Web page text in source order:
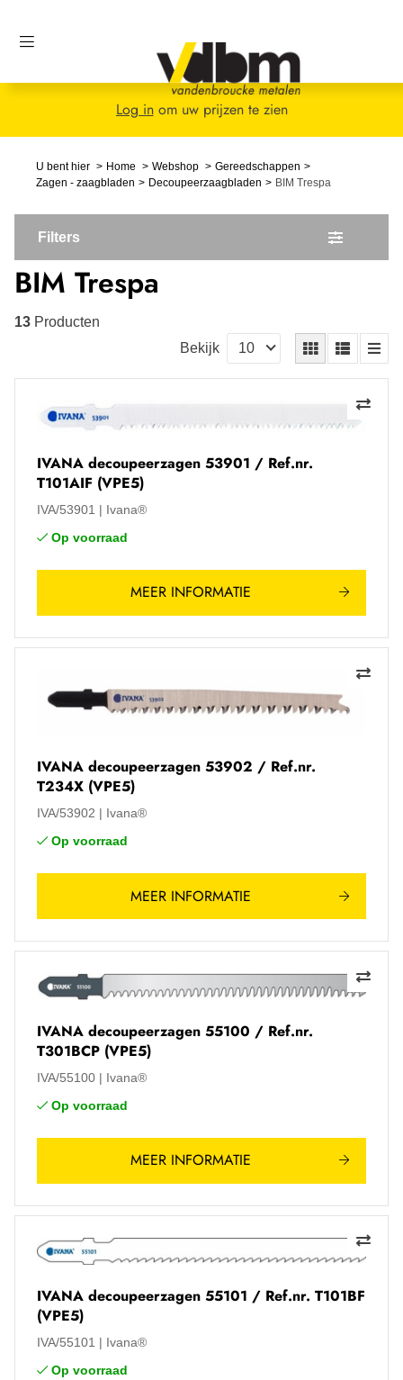
Log inom uw prijzen te zien
U bent hier Home Webshop
Gereedschappen
Zagen - zaagbladen
Decoupeerzaagbladen BIM Trespa
Filters
BIM Trespa
13 Producten
Bekijk
IVANA decoupeerzagen 53901 / Ref.nr.
T101AIF (VPE5)
IVA/53901
Ivana®
Op voorraad
MEER INFORMATIE
IVANA decoupeerzagen 53902 / Ref.nr.
T234X (VPE5)
IVA/53902
Ivana®
Op voorraad
MEER INFORMATIE
IVANA decoupeerzagen 55100 / Ref.nr.
T301BCP (VPE5)
IVA/55100
Ivana®
Op voorraad
MEER INFORMATIE
IVANA decoupeerzagen 55101 / Ref.nr. T101BF
(VPE5)
IVA/55101
Ivana®
Op voorraad